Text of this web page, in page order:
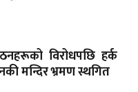
विरोधपछि हर्क
मन्दिर भ्रमण स्थगित